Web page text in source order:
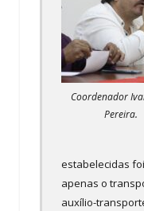
Coordenador
Pereira.
estabelecidas
apenas o
auxílio-